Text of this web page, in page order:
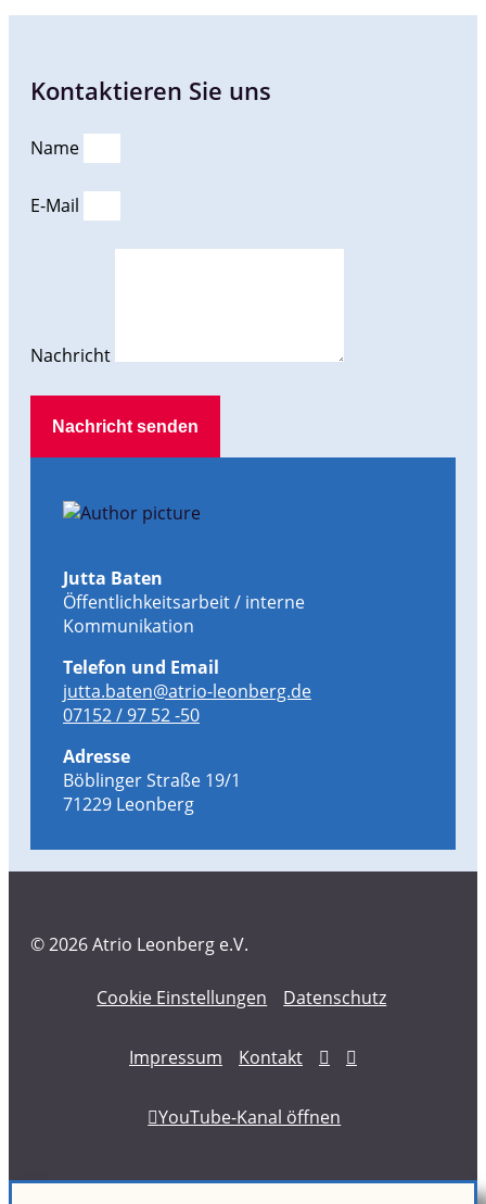
Kontaktieren Sie uns
Name
E-Mail
Nachricht
Nachricht senden
Jutta Baten
Öffentlichkeitsarbeit / interne
Kommunikation
Telefon und Email
jutta.baten@atrio-leonberg.de
07152 / 97 52 -50
Adresse
Böblinger Straße 19/1
71229 Leonberg
© 2026 Atrio Leonberg e.V.
Cookie Einstellungen Datenschutz
Impressum Kontakt
Atrio Leonberg auf
Instagram von
YouTube-Kanal öffnen